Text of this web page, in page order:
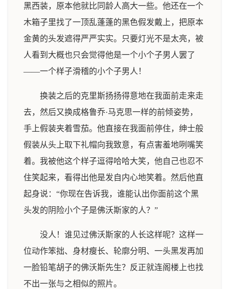
黑西装，原本他就比同龄人高大一些。他还在一个
木箱子里找了一顶乱蓬蓬的黑色假发戴上，把原本
金黄的头发遮得严严实实。只要灯光不是太亮，被
人看到大概也只会觉得他是一个小个子男人罢了
——一个样子滑稽的小个子男人！
换装之后的克里斯扬扬得意地在我面前走来走
去，然后又换成格鲁乔·马克思一样的前倾姿势，
手上假装夹着雪茄。他直接在我面前停住，绅士般
假装从头上取下礼帽向我致意，有点害羞地咧嘴笑
着。我被他这个样子逗得哈哈大笑，他自己也忍不
住笑起来，看得出他是发自内心地笑着。然后他直
起身说：“你现在告诉我，谁能认出你面前这个黑
头发的阴险小个子是佛沃斯家的人？”
没人！谁见过佛沃斯家的人长这样呢？这样一
位动作笨拙、身材瘦长、轮廓分明、一头黑发再加
一脸铅笔胡子的佛沃斯先生？反正就连阁楼上也找
不出一张与之相似的照片。